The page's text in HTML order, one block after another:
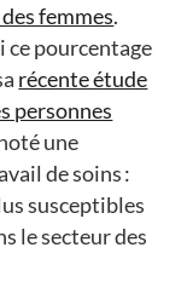
femmes.
ce pourcentage
récente étude
personnes
une
de soins :
susceptibles
le secteur des